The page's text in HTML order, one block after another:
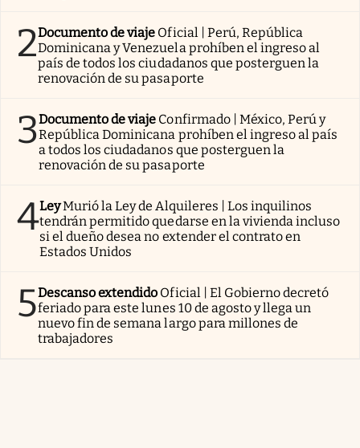
2Documento de viaje Oficial | Perú, República
Dominicana y Venezuela prohíben el ingreso al
país de todos los ciudadanos que posterguen la
renovación de su pasaporte
3Documento de viaje Confirmado | México, Perú y
República Dominicana prohíben el ingreso al país
a todos los ciudadanos que posterguen la
renovación de su pasaporte
4LeyMurió la Ley de Alquileres | Los inquilinos
tendrán permitido quedarse en la vivienda incluso
si el dueño desea no extender el contrato en
Estados Unidos
5Descanso extendido Oficial | El Gobierno decretó
feriado para este lunes 10 de agosto y llega un
nuevo fin de semana largo para millones de
trabajadores